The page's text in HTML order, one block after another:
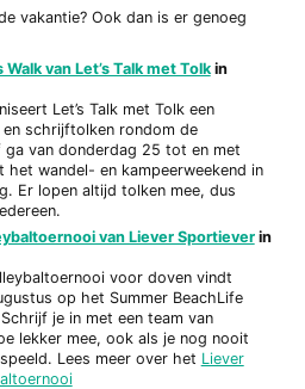
vakantie? Ook dan is er genoeg
Walk van Let’s Talk met Tolkin
Let’s Talk met Tolk een
schrijftolken rondom de
ga van donderdag 25 tot en met
het wandel- en kampeerweekend in
Er lopen altijd tolken mee, dus
van Liever Sportieverin
voor doven vindt
op het Summer BeachLife
je in met een team van
lekker mee, ook als je nog nooit
Lees meer over het Liever